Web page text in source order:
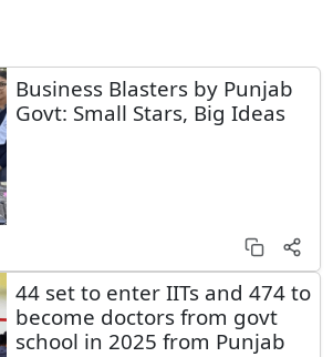
Business Blasters by Punjab
Govt: Small Stars, Big Ideas
44 set to enter IITs and 474 to
become doctors from govt
school in 2025 from Punjab